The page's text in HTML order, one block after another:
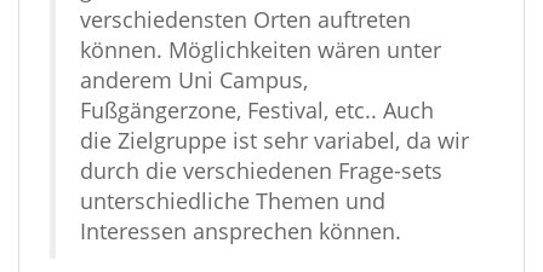
verschiedensten Orten auftreten
können. Möglichkeiten wären unter
anderem Uni Campus,
Fußgängerzone, Festival, etc.. Auch
die Zielgruppe ist sehr variabel, da wir
durch die verschiedenen Frage-sets
unterschiedliche Themen und
Interessen ansprechen können.